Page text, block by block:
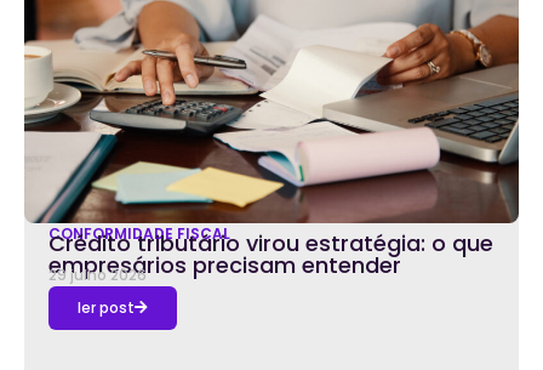
CONFORMIDADE FISCAL
Crédito tributário virou estratégia: o que
empresários precisam entender
29 julho 2026
ler post